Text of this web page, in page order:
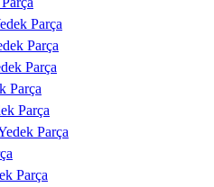
Parça
Parça
Parça
Parça
Parça
Parça
Parça